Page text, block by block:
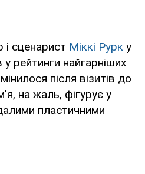
сценарист Міккі Рурк у
рейтинги найгарніших
після візитів до
на жаль, фігурує у
пластичними